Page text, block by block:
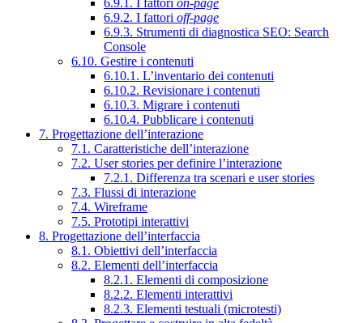
6.9.1. I fattori on-page
6.9.2. I fattori off-page
6.9.3. Strumenti di diagnostica SEO: Search
Console
6.10. Gestire i contenuti
6.10.1. L’inventario dei contenuti
6.10.2. Revisionare i contenuti
6.10.3. Migrare i contenuti
6.10.4. Pubblicare i contenuti
7. Progettazione dell’interazione
7.1. Caratteristiche dell’interazione
7.2. User stories per definire l’interazione
7.2.1. Differenza tra scenari e user stories
7.3. Flussi di interazione
7.4. Wireframe
7.5. Prototipi interattivi
8. Progettazione dell’interfaccia
8.1. Obiettivi dell’interfaccia
8.2. Elementi dell’interfaccia
8.2.1. Elementi di composizione
8.2.2. Elementi interattivi
8.2.3. Elementi testuali (microtesti)